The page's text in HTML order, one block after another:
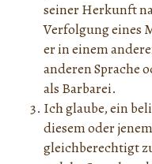
seiner Herkunft
Verfolgung eines
er in einem
anderen Sprache
als Barbarei.
Ich glaube, ein
diesem oder
gleichberechtigt